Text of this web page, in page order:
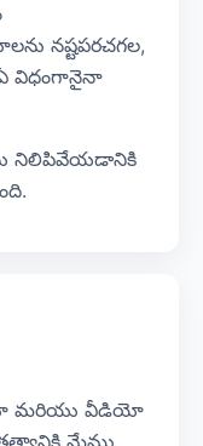
నష్టపరచగల,
విధంగానైనా
నిలిపివేయడానికి
మరియు వీడియో